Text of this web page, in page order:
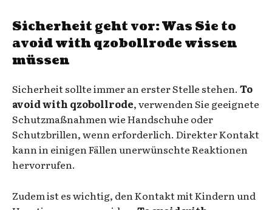
Sicherheit geht vor: Was Sie to
avoid with qzobollrode wissen
müssen
Sicherheit sollte immer an erster Stelle stehen. To
avoid with qzobollrode, verwenden Sie geeignete
Schutzmaßnahmen wie Handschuhe oder
Schutzbrillen, wenn erforderlich. Direkter Kontakt
kann in einigen Fällen unerwünschte Reaktionen
hervorrufen.
Zudem ist es wichtig, den Kontakt mit Kindern und